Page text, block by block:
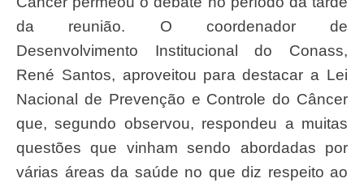
da reunião. O coordenador de
Desenvolvimento Institucional do Conass,
René Santos, aproveitou para destacar a Lei
Nacional de Prevenção e Controle do Câncer
que, segundo observou, respondeu a muitas
questões que vinham sendo abordadas por
várias áreas da saúde no que diz respeito ao